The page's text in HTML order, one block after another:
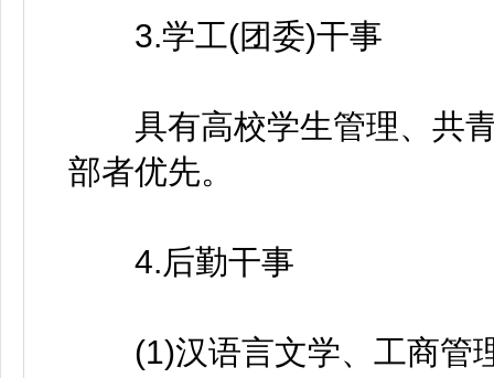
3.学工(团委)干事
具有高校学生管理、共青
部者优先。
4.后勤干事
(1)汉语言文学、工商管